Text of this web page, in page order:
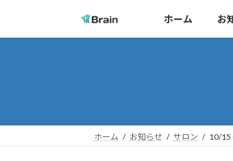
テ
キ
ゲ
に
ホーム お
ホーム お知らせ サロン 10/15